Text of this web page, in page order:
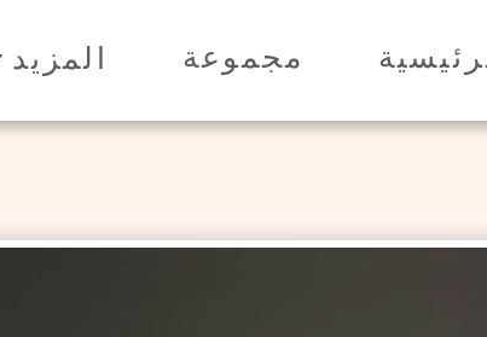
مجموعة المزيد